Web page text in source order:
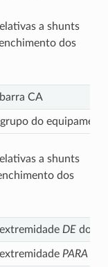
a shunts
dos
CA
do
a shunts
dos
DEdo
PARA